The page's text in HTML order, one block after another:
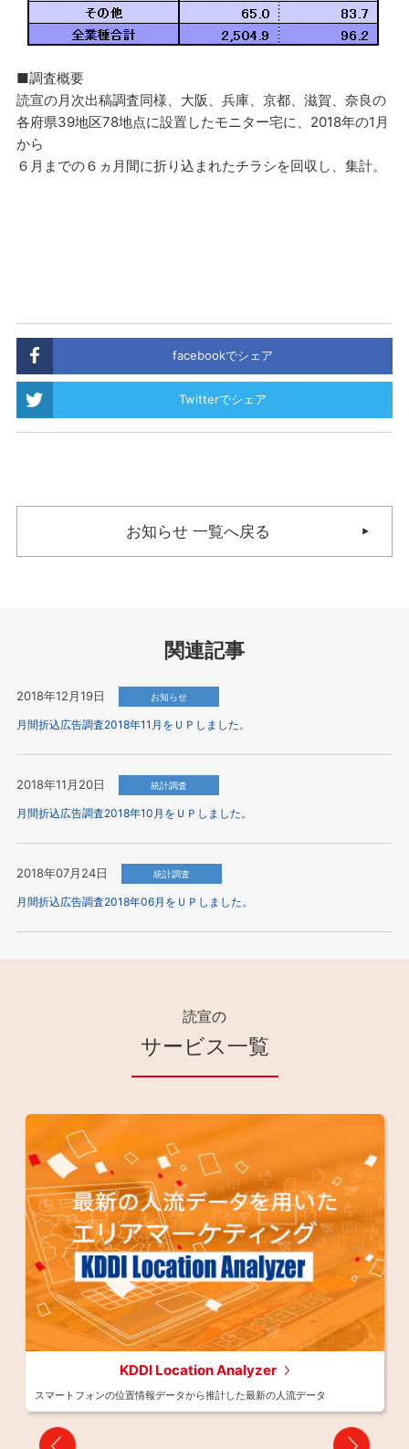
■調査概要
読宣の月次出稿調査同様、大阪、兵庫、京都、滋賀、奈良の
各府県39地区78地点に設置したモニター宅に、2018年の1月
から
６月までの６ヵ月間に折り込まれたチラシを回収し、集計。
facebookでシェア
Twitterでシェア
お知らせ 一覧へ戻る
関連記事
2018年12月19日 お知らせ
月間折込広告調査2018年11月をＵＰしました。
2018年11月20日 統計調査
月間折込広告調査2018年10月をＵＰしました。
2018年07月24日 統計調査
月間折込広告調査2018年06月をＵＰしました。
読宣の
サービス一覧
KDDI Location Analyzer
スマートフォンの位置情報データから推計した最新の人流データ